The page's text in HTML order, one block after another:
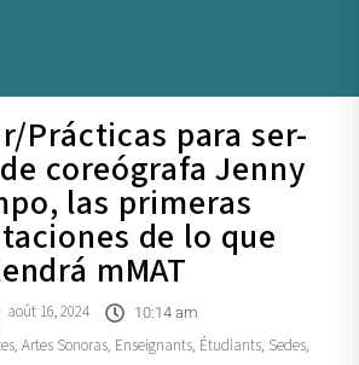
Prácticas para ser-
coreógrafa Jenny
las primeras
de lo que
mMAT
août 16, 2024 10:14 am
, Artes Sonoras, Enseignants, Étudiants, Sedes,